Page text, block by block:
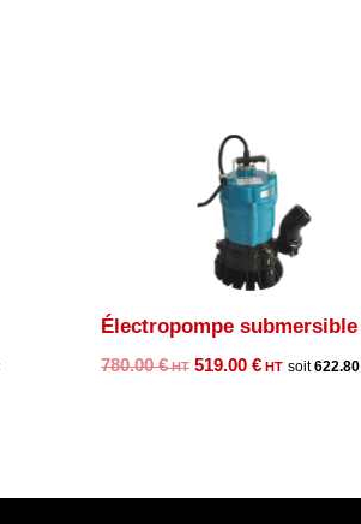
Électropompe submersible
780.00€
Le
519.00 €
Le
622.80